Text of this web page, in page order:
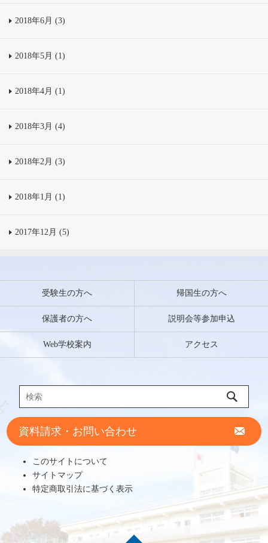
2018年6月 (3)
2018年5月 (1)
2018年4月 (1)
2018年3月 (4)
2018年2月 (3)
2018年1月 (1)
2017年12月 (5)
受験生の方へ 帰国生の方へ
保護者の方へ 説明会等参加申込
Web学校案内 アクセス
資料請求・お問い合わせ
このサイトについて
サイトマップ
特定商取引法に基づく表示